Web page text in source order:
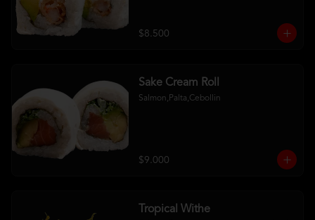
$8.500
Sake Cream Roll
Salmon,Palta,Cebollin
$9.000
Tropical Withe